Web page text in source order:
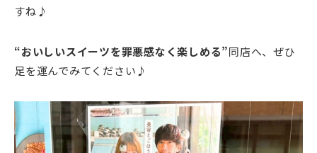
すね♪
“おいしいスイーツを罪悪感なく楽しめる”同店へ、ぜひ
足を運んでみてください♪